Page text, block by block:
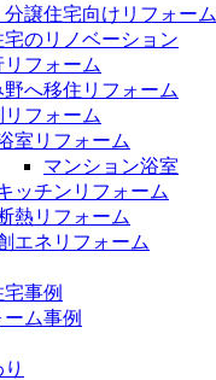
譲住宅向けリフォーム
宅のリノベーション
リフォーム
へ移住リフォーム
リフォーム
室リフォーム
マンション浴室
ッチンリフォーム
熱リフォーム
エネリフォーム
事例
ーム事例